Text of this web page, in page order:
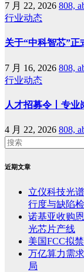
7 月 22, 2026 808,
行业动态
关于“中科智芯”正
7 月 16, 2026 808,
行业动态
人才招募令丨专
4 月 22, 2026 808,
近期文章
立仪科技光
行度与缺陷
诺基亚收购
光芯片产线
美国FCC拟
万亿算力需
局